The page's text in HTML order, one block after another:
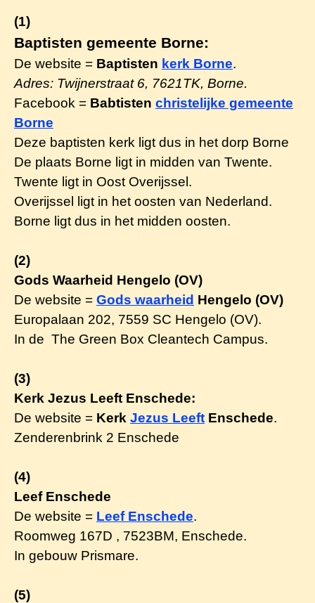
(1)
Baptisten gemeente Borne:
De website = Baptisten kerk Borne.
Adres: Twijnerstraat 6, 7621TK, Borne.
Facebook = Babtisten christelijke gemeente
Borne
Deze baptisten kerk ligt dus in het dorp Borne
De plaats Borne ligt in midden van Twente.
Twente ligt in Oost Overijssel.
Overijssel ligt in het oosten van Nederland.
Borne ligt dus in het midden oosten.
(2)
Gods Waarheid Hengelo (OV)
De website = Gods waarheid Hengelo (OV)
Europalaan 202, 7559 SC Hengelo (OV).
In de The Green Box Cleantech Campus.
(3)
Kerk Jezus Leeft Enschede:
De website = Kerk Jezus Leeft Enschede.
Zenderenbrink 2 Enschede
(4)
Leef Enschede
De website = Leef Enschede.
Roomweg 167D , 7523BM, Enschede.
In gebouw Prismare.
(5)